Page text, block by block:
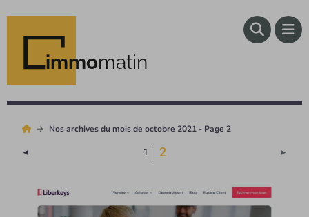
immomatin
Nos archives du mois de octobre 2021 - Page 2
◄ 1 2 ►